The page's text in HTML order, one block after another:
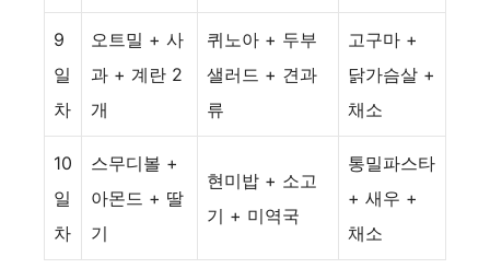
9
일
차
오트밀 + 사
과 + 계란 2
개
퀴노아 + 두부
샐러드 + 견과
류
고구마 +
닭가슴살 +
채소
10
일
차
스무디볼 +
아몬드 + 딸
기
현미밥 + 소고
기 + 미역국
통밀파스타
+ 새우 +
채소